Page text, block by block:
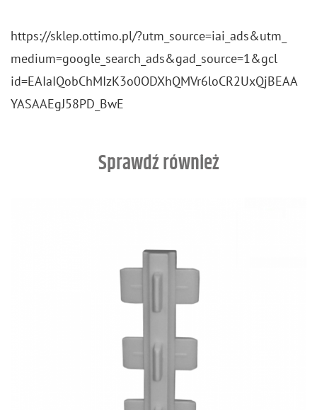
https://​sklep.​ottimo.​pl/?​utm_​source=iai_​ads&​utm_​
med​ium=goo​gle_​search_​ads&​gad_​source=1&​gcl​
id=EAI​aIQo​bChM​IzK3​o0OD​XhQM​Vr6l​oCR2​UxQj​BEAA​
YASA​AEgJ​58PD​_​BwE
Sprawdź również